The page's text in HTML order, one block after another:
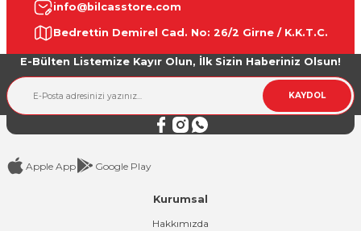
Ürün resmi kalitesiz, bozuk veya görüntülenemiyor.
Ürün açıklamasında eksik bilgiler bulunuyor.
Ürün bilgilerinde hatalar bulunuyor.
info@bilcasstore.com
Bedrettin Demirel Cad. No: 26/2 Girne / K.K.T.C.
E-Bülten Listemize Kayır Olun, İlk Sizin Haberiniz Olsun!
KAYDOL
Apple App Google Play
Kurumsal
Hakkımızda